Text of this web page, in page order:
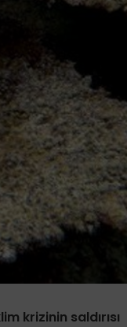
krizinin saldırısı